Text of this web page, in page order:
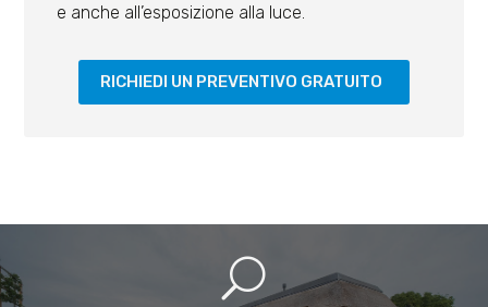
e anche all’esposizione alla luce.
RICHIEDI UN PREVENTIVO GRATUITO
U